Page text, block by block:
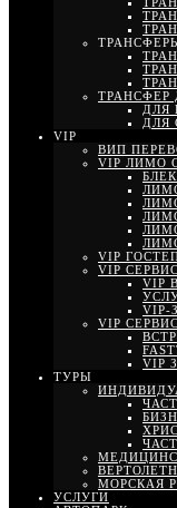
ТРАНСФЕР
ДЛЯ
ДЛЯ
VIP
ВИП
VIP ЛИМО
VIP
VIP
VIP
VIP-
VIP
VIP
ТУРЫ
МОРСКАЯ
УСЛУГИ